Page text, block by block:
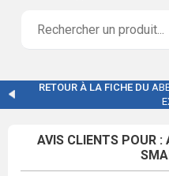
RETOUR À LA FICHE DU
AVIS CLIENTS POUR :